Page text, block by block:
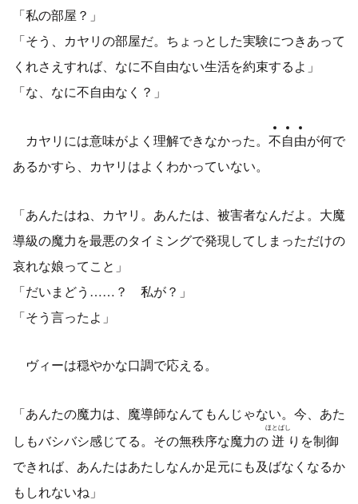
「私の部屋？」
「そう、カヤリの部屋だ。ちょっとした実験につきあって
くれさえすれば、なに不自由ない生活を約束するよ」
「な、なに不自由なく？」
カヤリには意味がよく理解できなかった。 不自由が何で
あるかすら、カヤリはよくわかっていない。
「あんたはね、カヤリ。あんたは、被害者なんだよ。大魔
導級の魔力を最悪のタイミングで発現してしまっただけの
哀れな娘ってこと」
「だいまどう……？ 私が？」
「そう言ったよ」
ヴィーは穏やかな口調で応える。
「あんたの魔力は、魔導師なんてもんじゃない。今、あた
しもバシバシ感じてる。その無秩序な魔力の迸
ほとばし
りを制御
できれば、あんたはあたしなんか足元にも及ばなくなるか
もしれないね」